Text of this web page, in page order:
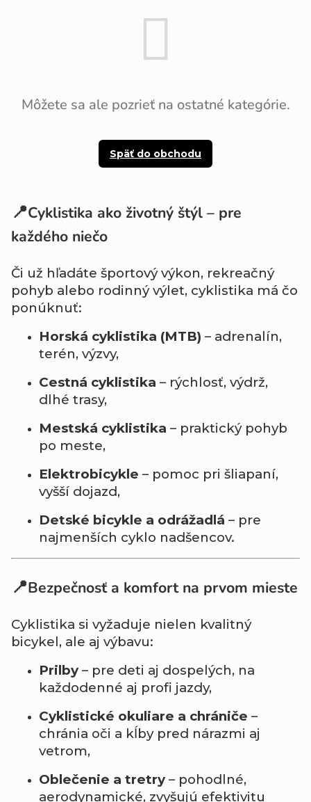
Môžete sa ale pozrieť na ostatné kategórie.
Späť do obchodu
📍Cyklistika ako životný štýl – pre
každého niečo
Či už hľadáte športový výkon, rekreačný
pohyb alebo rodinný výlet, cyklistika má čo
ponúknuť:
Horská cyklistika (MTB) – adrenalín,
terén, výzvy,
Cestná cyklistika – rýchlosť, výdrž,
dlhé trasy,
Mestská cyklistika – praktický pohyb
po meste,
Elektrobicykle – pomoc pri šliapaní,
vyšší dojazd,
Detské bicykle a odrážadlá – pre
najmenších cyklo nadšencov.
📍Bezpečnosť a komfort na prvom mieste
Cyklistika si vyžaduje nielen kvalitný
bicykel, ale aj výbavu:
Prilby– pre deti aj dospelých, na
každodenné aj profi jazdy,
Cyklistické okuliare a chrániče –
chránia oči a kĺby pred nárazmi aj
vetrom,
Oblečenie a tretry– pohodlné,
aerodynamické, zvyšujú efektivitu